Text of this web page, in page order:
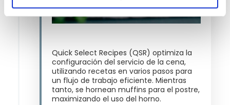
Quick Select Recipes (QSR) optimiza la
configuración del servicio de la cena,
utilizando recetas en varios pasos para
un flujo de trabajo eficiente. Mientras
tanto, se hornean muffins para el postre,
maximizando el uso del horno​.